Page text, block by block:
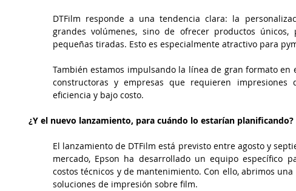
DTFilm responde a una tendencia clara: la
grandes volúmenes, sino de ofrecer productos
pequeñas tiradas. Esto es especialmente atractivo para
También estamos impulsando la línea de gran formato
constructoras y empresas que requieren impresiones
eficiencia y bajo costo.
¿Y el nuevo lanzamiento, para cuándo lo estarían planificando?
El lanzamiento de DTFilm está previsto entre agosto y
mercado, Epson ha desarrollado un equipo específico
costos técnicos y de mantenimiento. Con ello, abrimos
soluciones de impresión sobre film.